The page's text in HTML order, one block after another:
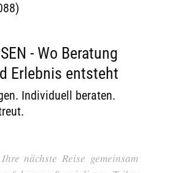
- Wo Beratung
Erlebnis entsteht
Individuell beraten.
nächste Reise gemeinsam